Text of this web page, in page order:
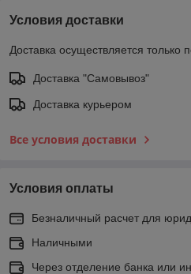
Условия доставки
Доставка осуществляется только
Доставка "Самовывоз"
Доставка курьером
Все условия доставки
Условия оплаты
Безналичный расчет для
Наличными
Через отделение банка или